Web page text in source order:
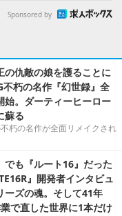
Sponsored by
の仇敵の娘を護ることに
朽の名作『幻世録』全
始。ダーティーヒーロー
蘇る
朽の名作が全面リメイクされ
でも『ルート16』だった
』開発者インタビュ
ーズの魂。そして41年
で直した世界に1本だけ